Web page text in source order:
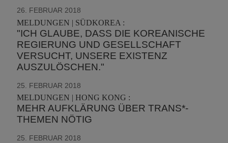
26. FEBRUAR 2018
MELDUNGEN | SÜDKOREA :
"ICH GLAUBE, DASS DIE KOREANISCHE
REGIERUNG UND GESELLSCHAFT
VERSUCHT, UNSERE EXISTENZ
AUSZULÖSCHEN."
25. FEBRUAR 2018
MELDUNGEN | HONG KONG :
MEHR AUFKLÄRUNG ÜBER TRANS*-
THEMEN NÖTIG
25. FEBRUAR 2018